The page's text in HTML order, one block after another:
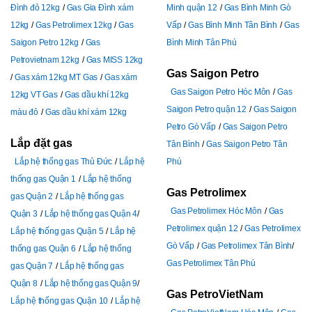
Đình đỏ 12kg
Gas Gia Đình xám
12kg
Gas Petrolimex 12kg
Gas
Saigon Petro 12kg
Gas
Petrovietnam 12kg
Gas MISS 12kg
Gas xám 12kg MT Gas
Gas xám
12kg VT Gas
Gas dầu khí 12kg
màu đỏ
Gas dầu khí xám 12kg
Lắp đặt gas
Lắp hệ thống gas Thủ Đức
Lắp hệ
thống gas Quận 1
Lắp hệ thống
gas Quận 2
Lắp hệ thống gas
Quận 3
Lắp hệ thống gas Quận 4
Lắp hệ thống gas Quận 5
Lắp hệ
thống gas Quận 6
Lắp hệ thống
gas Quận 7
Lắp hệ thống gas
Quận 8
Lắp hệ thống gas Quận 9
Lắp hệ thống gas Quận 10
Lắp hệ
Minh quận 12
Gas Bình Minh Gò
Vấp
Gas Bình Minh Tân Bình
Gas
Bình Minh Tân Phú
Gas Saigon Petro
Gas Saigon Petro Hóc Môn
Gas
Saigon Petro quận 12
Gas Saigon
Petro Gò Vấp
Gas Saigon Petro
Tân Bình
Gas Saigon Petro Tân
Phú
Gas Petrolimex
Gas Petrolimex Hóc Môn
Gas
Petrolimex quận 12
Gas Petrolimex
Gò Vấp
Gas Petrolimex Tân Bình
Gas Petrolimex Tân Phú
Gas PetroVietNam